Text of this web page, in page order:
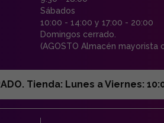
Sábados
10:00 - 14:00 y 17:00 - 20:00
Domingos cerrado.
(AGOSTO Almacén mayorista
Tienda: Lunes a Viernes: